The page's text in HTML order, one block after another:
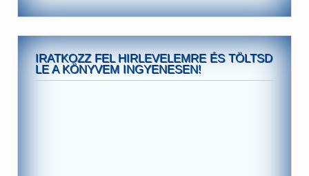
IRATKOZZ FEL HIRLEVELEMRE ÉS TÖLTSD
LE A KÖNYVEM INGYENESEN!